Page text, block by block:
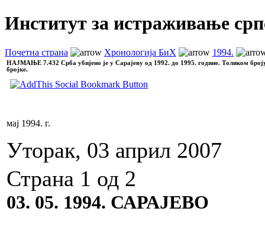
Институт за истраживање
Почетна страна Хронологија БиХ 1994.
НАЈМАЊЕ 7.432 Срба убијено је у Сарајеву од 1992. до 1995. године. Толиком
бројке.
мај 1994. г.
Уторак, 03 април 2007
Страна 1 од 2
03. 05. 1994. САРАЈЕВО